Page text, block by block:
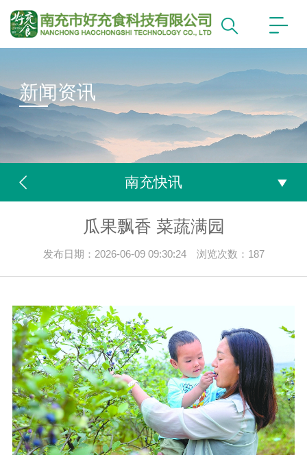
新闻资讯
南充快讯
瓜果飘香 菜蔬满园
发布日期：2026-06-09 09:30:24 浏览次数： 187